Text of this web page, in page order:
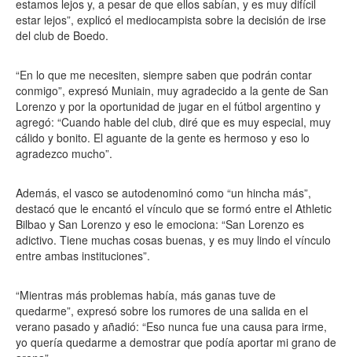
estamos lejos y, a pesar de que ellos sabían, y es muy difícil
estar lejos”, explicó el mediocampista sobre la decisión de irse
del club de Boedo.
“En lo que me necesiten, siempre saben que podrán contar
conmigo”, expresó Muniain, muy agradecido a la gente de San
Lorenzo y por la oportunidad de jugar en el fútbol argentino y
agregó: “Cuando hable del club, diré que es muy especial, muy
cálido y bonito. El aguante de la gente es hermoso y eso lo
agradezco mucho”.
Además, el vasco se autodenominó como “un hincha más”,
destacó que le encantó el vínculo que se formó entre el Athletic
Bilbao y San Lorenzo y eso le emociona: “San Lorenzo es
adictivo. Tiene muchas cosas buenas, y es muy lindo el vínculo
entre ambas instituciones”.
“Mientras más problemas había, más ganas tuve de
quedarme”, expresó sobre los rumores de una salida en el
verano pasado y añadió: “Eso nunca fue una causa para irme,
yo quería quedarme a demostrar que podía aportar mi grano de